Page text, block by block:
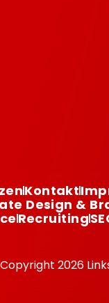
Kontakt
Design &
Recruiting
Copyright 2026